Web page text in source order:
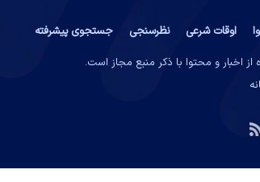
اوقات شرعی نظرسنجی
جستجوی پیشرفته
از اخبار و محتوا با ذکر منبع مجاز است.